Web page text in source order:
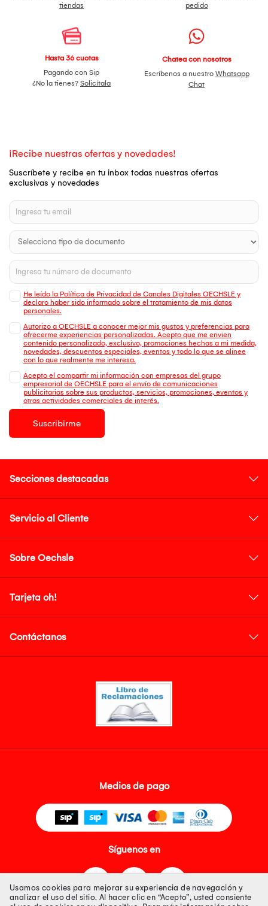
tiendas
pedido
Hasta 36 cuotas
Pagando con Sip
¿No la tienes? Solicítala
Chatea con nosotros
Escríbenos a nuestro Whatsapp
Chat
¡Recibe nuestras ofertas y novedades!
Suscríbete y recibe en tu inbox todas nuestras ofertas
exclusivas y novedades
He leído la Política de Privacidad de Canales Digitales OECHSLE y
declaro haber sido informado sobre el tratamiento de mis datos
personales.
Autorizo a OECHSLE a conocer mejor mis gustos y preferencias para
ofrecerme experiencias personalizadas. Acepto que me envien
contenido personalizado, exclusivo, promociones hechas a mi medida,
novedades, descuentos especiales, eventos y todo lo que se alinee
con lo que realmente me interesa.
Acepto el compartir mi información con empresas del grupo
empresarial de OECHSLE para el envío de comunicaciones
publicitarias sobre sus productos, servicios, promociones, eventos y
otras actividades comerciales de interés.
Suscribirme
Secciones destacadas
Servicio al Cliente
Sobre Oechsle
Tarjeta oh!
Contáctanos
Medios de pago
Síguenos en
Usamos cookies para mejorar su experiencia de navegación y
analizar el uso del sitio. Al hacer clic en “Acepto”, usted consiente